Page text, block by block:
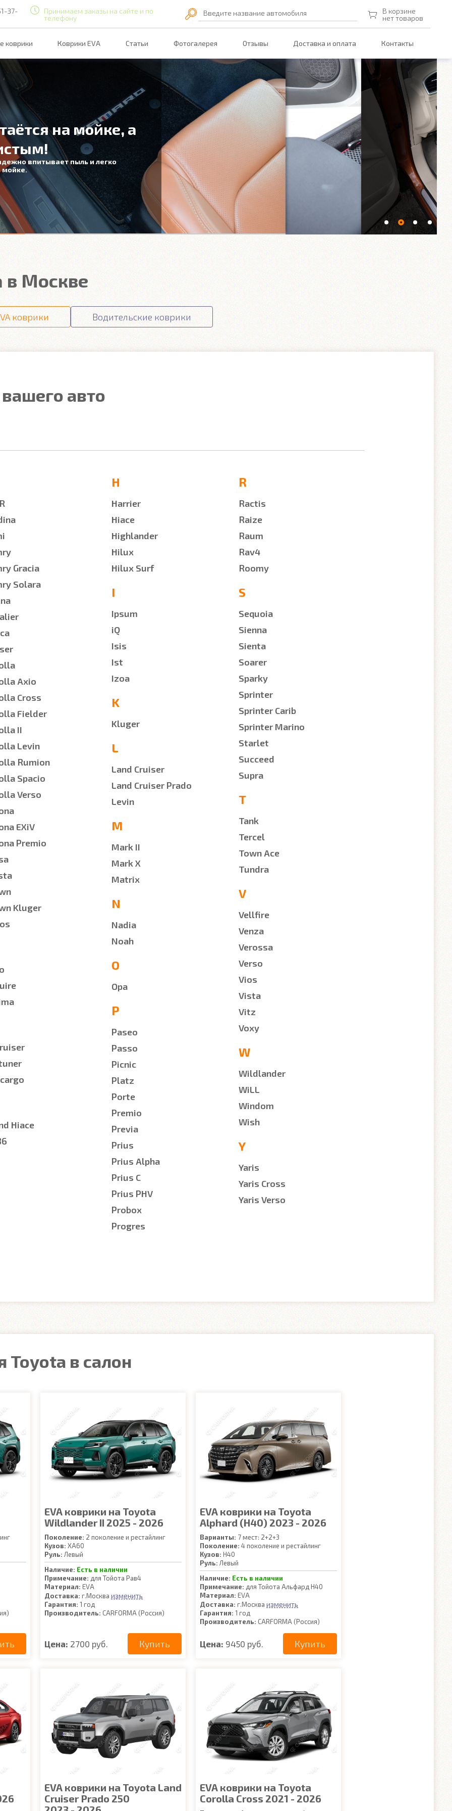
37-
Принимаем заказы на сайте и по
телефону
Введите название автомобиля
В корзине
нет товаров
коврики Коврики EVA Статьи Фотогалерея Отзывы Доставка и оплата Контакты
на мойке, а
впитывает пыль и легко
мойке.
в Москве
коврики Водительские коврики
авто
Gracia
Solara
Axio
Cross
Fielder
II
Levin
Rumion
Spacio
Verso
EXiV
Premio
Kluger
Hiace
H
Harrier
Hiace
Highlander
Hilux
Hilux Surf
I
Ipsum
iQ
Isis
Ist
Izoa
K
Kluger
L
Land Cruiser
Land Cruiser Prado
Levin
M
Mark II
Mark X
Matrix
N
Nadia
Noah
O
Opa
P
Paseo
Passo
Picnic
Platz
Porte
Premio
Previa
Prius
Prius Alpha
Prius C
Prius PHV
Probox
Progres
R
Ractis
Raize
Raum
Rav4
Roomy
S
Sequoia
Sienna
Sienta
Soarer
Sparky
Sprinter
Sprinter Carib
Sprinter Marino
Starlet
Succeed
Supra
T
Tank
Tercel
Town Ace
Tundra
V
Vellfire
Venza
Verossa
Verso
Vios
Vista
Vitz
Voxy
W
Wildlander
WiLL
Windom
Wish
Y
Yaris
Yaris Cross
Yaris Verso
Toyota в салон
EVA коврики на Toyota
Wildlander II 2025 - 2026
Поколение: 2 поколение и рестайлинг
Кузов: XA60
Руль: Левый
Наличие: Есть в наличии
Примечание: для Тойота Рав4
Материал: EVA
Доставка: г.Москва изменить
Гарантия: 1 год
Производитель: CARFORMA (Россия)
Цена: 2700 руб. Купить
EVA коврики на Toyota
Alphard (H40) 2023 - 2026
Варианты: 7 мест: 2+2+3
Поколение: 4 поколение и рестайлинг
Кузов: H40
Руль: Левый
Наличие: Есть в наличии
Примечание: для Тойота Альфард Н40
Материал: EVA
Доставка: г.Москва изменить
Гарантия: 1 год
Производитель: CARFORMA (Россия)
Цена: 9450 руб. Купить
EVA коврики на Toyota Land
Cruiser Prado 250
EVA коврики на Toyota
Corolla Cross 2021 - 2026